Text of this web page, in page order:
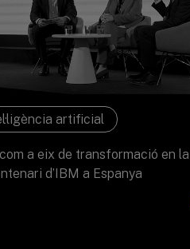
artificial
a eix de transformació en
d’IBM a Espanya